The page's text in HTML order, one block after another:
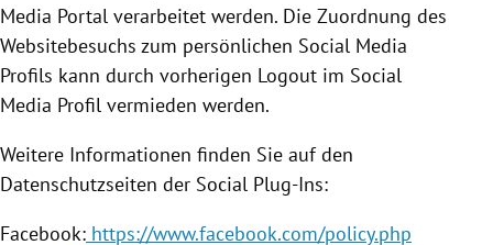
Media Portal verarbeitet werden. Die Zuordnung des
Websitebesuchs zum persönlichen Social Media
Profils kann durch vorherigen Logout im Social
Media Profil vermieden werden.
Weitere Informationen finden Sie auf den
Datenschutzseiten der Social Plug-Ins:
Facebook: https://www.facebook.com/policy.php